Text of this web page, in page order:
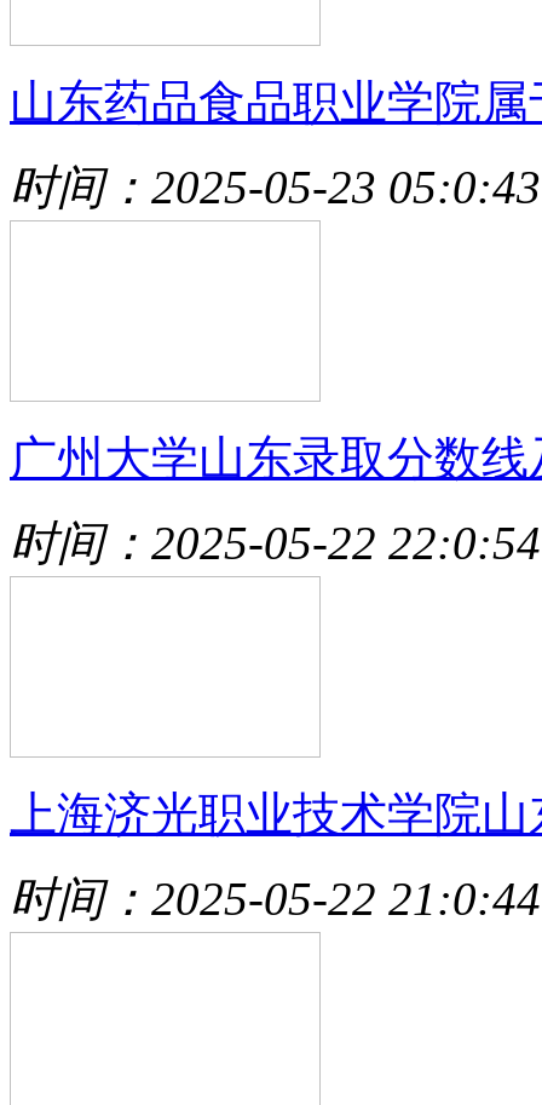
山东药品食品职业学院属
时间：2025-05-23 05:0:43
广州大学山东录取分数线
时间：2025-05-22 22:0:54
上海济光职业技术学院山
时间：2025-05-22 21:0:44